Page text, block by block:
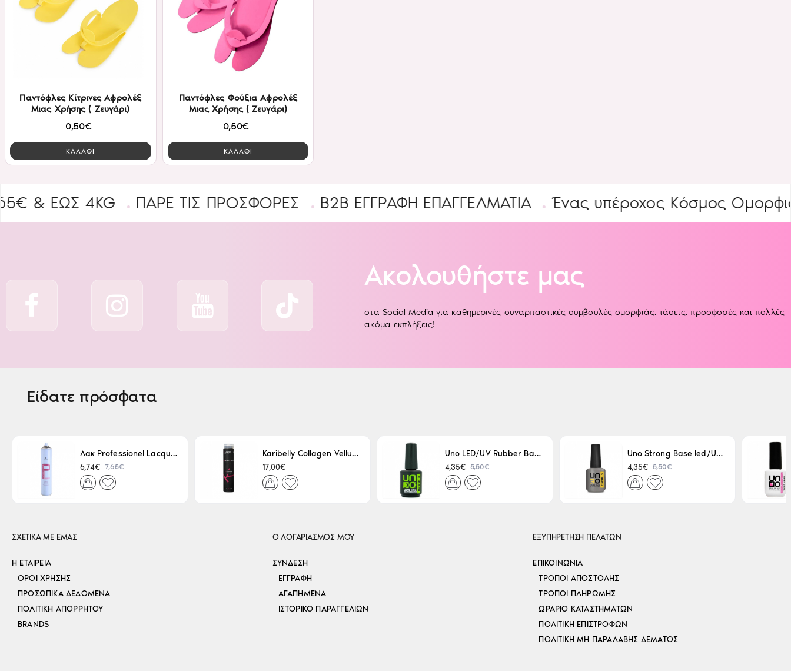
Παντόφλες Κίτρινες Αφρολέξ
Μιας Χρήσης ( Ζευγάρι)
0,50€
ΚΑΛΑΘΙ
Παντόφλες Φούξια Αφρολέξ
Μιας Χρήσης ( Ζευγάρι)
0,50€
ΚΑΛΑΘΙ
4KG ΠΑΡΕ ΤΙΣ ΠΡΟΣΦΟΡΕΣ B2B ΕΓΓΡΑΦΉ ΕΠΑΓΓΕΛΜΑΤΊΑ Ένας υπέροχος Κόσμος Ομορφιάς
Ακολουθήστε μας
στα Social Media για καθημερινές συναρπαστικές συμβουλές ομορφιάς, τάσεις, προσφορές και πολλές
ακόμα εκπλήξεις!
Είδατε πρόσφατα
Λακ Professionel Lacque Super Strong 500ml
6,74€ 7,65€
Karibelly Collagen Velluto Nero Leaving 250ml
17,00€
Uno LED/UV Rubber Base 15ml
4,35€ 5,50€
Uno Strong Base led/Uv 15 ml
4,35€ 5,50€
ΣΧΕΤΙΚΑ ΜΕ ΕΜΑΣ
Η ΕΤΑΙΡΕΊΑ
ΌΡΟΙ ΧΡΉΣΗΣ
ΠΡΟΣΩΠΙΚΆ ΔΕΔΟΜΈΝΑ
ΠΟΛΙΤΙΚΉ ΑΠΟΡΡΉΤΟΥ
BRANDS
Ο ΛΟΓΑΡΙΑΣΜΟΣ ΜΟΥ
ΣΎΝΔΕΣΗ
ΕΓΓΡΑΦΉ
ΑΓΑΠΗΜΈΝΑ
ΙΣΤΟΡΙΚΌ ΠΑΡΑΓΓΕΛΙΏΝ
ΕΞΥΠΗΡΕΤΗΣΗ ΠΕΛΑΤΩΝ
ΕΠΙΚΟΙΝΩΝΊΑ
ΤΡΌΠΟΙ ΑΠΟΣΤΟΛΉΣ
ΤΡΌΠΟΙ ΠΛΗΡΩΜΉΣ
ΩΡΆΡΙΟ ΚΑΤΑΣΤΗΜΆΤΩΝ
ΠΟΛΙΤΙΚΉ ΕΠΙΣΤΡΟΦΏΝ
ΠΟΛΙΤΙΚΉ ΜΗ ΠΑΡΑΛΑΒΉΣ ΔΈΜΑΤΟΣ